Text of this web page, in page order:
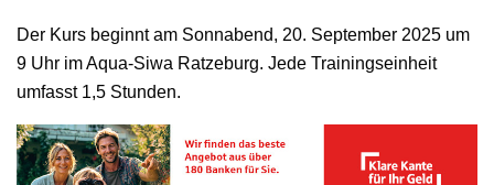
Der Kurs beginnt am Sonnabend, 20. September 2025 um
9 Uhr im Aqua-Siwa Ratzeburg. Jede Trainingseinheit
umfasst 1,5 Stunden.